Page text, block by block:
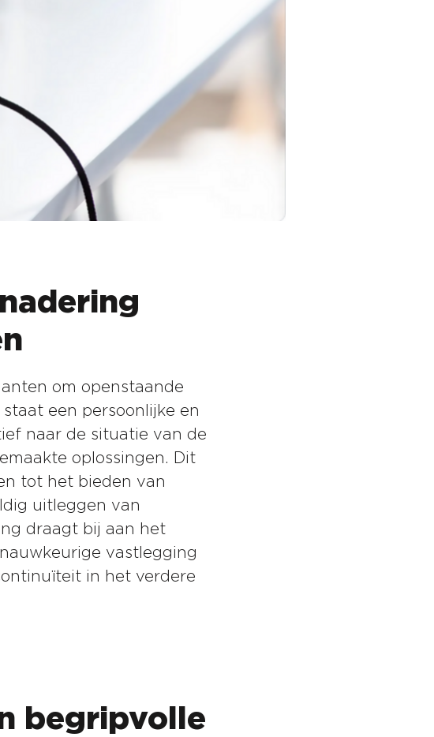
om openstaande
een persoonlijke en
naar de situatie van de
oplossingen. Dit
tot het bieden van
uitleggen van
draagt bij aan het
vastlegging
in het verdere
begripvolle